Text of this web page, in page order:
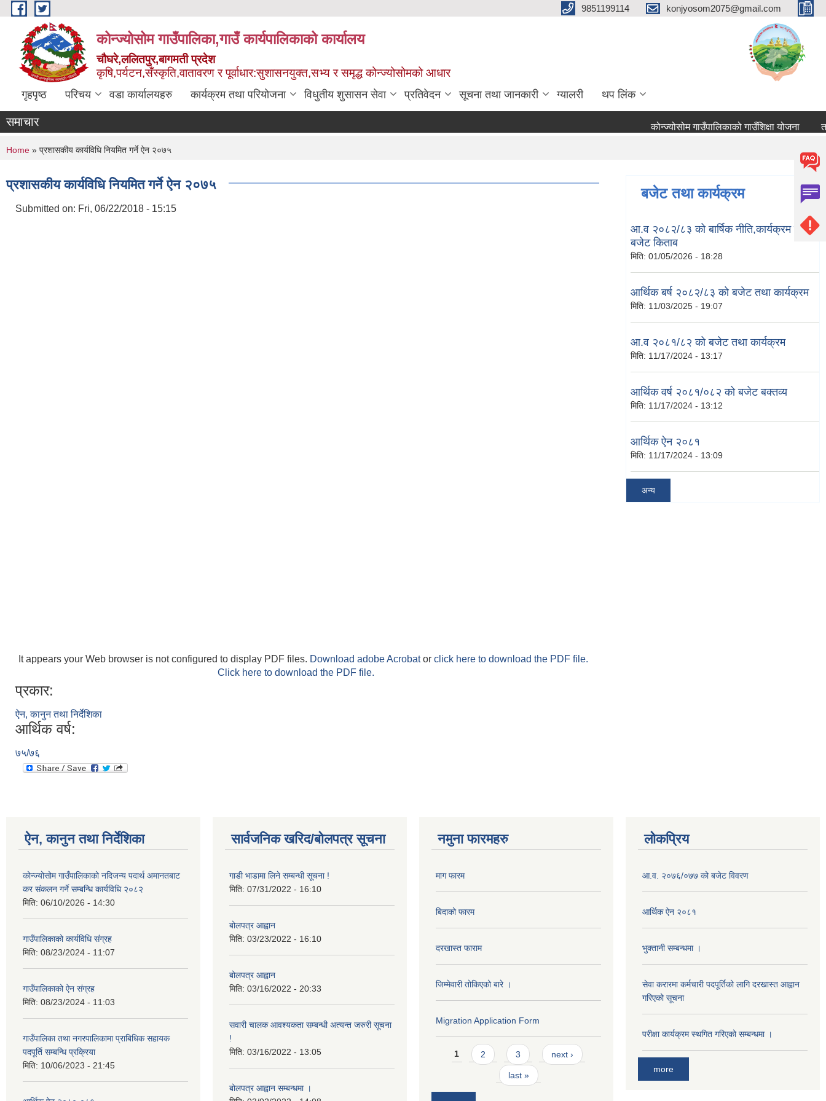
Skip to main content 9851199114 konjyosom2075@gmail.com
कोन्ज्योसोम गाउँपालिका,गाउँ कार्यपालिकाको कार्यालय
चौघरे,ललितपुर,बागमती प्रदेश
कृषि,पर्यटन,सँस्कृति,वातावरण र पूर्वाधार:सुशासनयुक्त,सभ्य र समृद्ध कोन्ज्योसोमको आधार
गृहपृष्ठ परिचय वडा कार्यालयहरु कार्यक्रम तथा परियोजना विधुतीय शुसासन सेवा प्रतिवेदन सूचना तथा जानकारी ग्यालरी थप लिंक
समाचार कोन्ज्योसोम गाउँपालिकाको गाउँशिक्षा योजना
You are here
Home » प्रशासकीय कार्यविधि नियमित गर्ने ऐन २०७५
प्रशासकीय कार्यविधि नियमित गर्ने ऐन २०७५
Submitted on: Fri, 06/22/2018 - 15:15
It appears your Web browser is not configured to display PDF files. Download adobe Acrobator click here to download the PDF file.
Click here to download the PDF file.
प्रकार:
ऐन, कानुन तथा निर्देशिका
आर्थिक वर्ष:
७५/७६
बजेट तथा कार्यक्रम
आ.व २०८२/८३ को बार्षिक नीति,कार्यक्रम तथा
बजेट किताब
मिति: 01/05/2026 - 18:28
आर्थिक बर्ष २०८२/८३ को बजेट तथा कार्यक्रम
मिति: 11/03/2025 - 19:07
आ.व २०८१/८२ को बजेट तथा कार्यक्रम
मिति: 11/17/2024 - 13:17
आर्थिक वर्ष २०८१/०८२ को बजेट बक्तव्य
मिति: 11/17/2024 - 13:12
आर्थिक ऐन २०८१
मिति: 11/17/2024 - 13:09
अन्य
ऐन, कानुन तथा निर्देशिका
कोन्ज्योसोम गाउँपालिकाको नदिजन्य पदार्थ अमानतबाट
कर संकलन गर्ने सम्बन्धि कार्यविधि २०८२
मिति: 06/10/2026 - 14:30
गाउँपालिकाको कार्यविधि संग्रह
मिति: 08/23/2024 - 11:07
गाउँपालिकाको ऐन संग्रह
मिति: 08/23/2024 - 11:03
गाउँपालिका तथा नगरपालिकामा प्राबिधिक सहायक
पदपूर्ति सम्बन्धि प्रक्रिया
मिति: 10/06/2023 - 21:45
सार्वजनिक खरिद/बोलपत्र सूचना
गाडी भाडामा लिने सम्बन्धी सूचना !
मिति: 07/31/2022 - 16:10
बोलपत्र आह्वान
मिति: 03/23/2022 - 16:10
बोलपत्र आह्वान
मिति: 03/16/2022 - 20:33
सवारी चालक आवश्यकता सम्बन्धी अत्यन्त जरुरी सूचना
!
मिति: 03/16/2022 - 13:05
बोलपत्र आह्वान सम्बन्धमा ।
नमुना फारमहरु
माग फारम
बिदाको फारम
दरखास्त फाराम
जिम्मेवारी तोकिएको बारे ।
Migration Application Form
Pages
1 2 3 next ›
last »
लोकप्रिय
आ‍.व. २०७६/०७७ को बजेट विवरण
आर्थिक ऐन २०८१
भुक्तानी सम्बन्धमा ।
सेवा करारमा कर्मचारी पदपूर्तिको लागि दरखास्त आह्वान
गरिएको सूचना
परीक्षा कार्यक्रम स्थगित गरिएको सम्बन्धमा ।
more